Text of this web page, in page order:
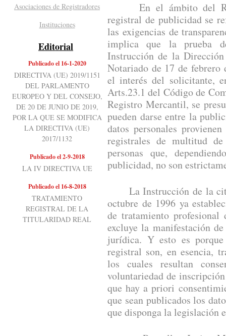
Asociaciones de Registradores
Instituciones
Editorial
Publicado el 16-1-2020
DIRECTIVA (UE) 2019/1151
DEL PARLAMENTO
EUROPEO Y DEL CONSEJO,
DE 20 DE JUNIO DE 2019,
POR LA QUE SE MODIFICA
LA DIRECTIVA (UE)
2017/1132
Publicado el 2-9-2018
LA IV DIRECTIVA UE
Publicado el 16-8-2018
TRATAMIENTO
REGISTRAL DE LA
TITULARIDAD REAL
En el ámbito del
registral de publicidad se
las exigencias de
implica que la prueba
Instrucción de la
Notariado de 17 de febrero
el interés del solicitante,
Arts.23.1 del Código de
Registro Mercantil, se
pueden darse entre la
datos personales
registrales de multitud
personas que,
publicidad, no son
La Instrucción de la
octubre de 1996 ya
de tratamiento
excluye la manifestación
jurídica. Y esto es
registral son, en esencia,
los cuales resultan
voluntariedad de
que hay a priori
que sean publicados los
que disponga la legislación